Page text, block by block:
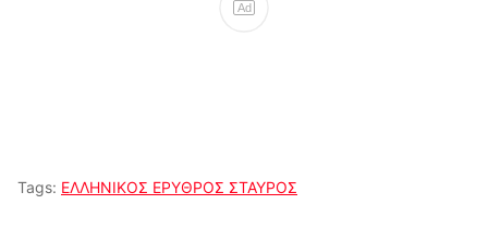
Ad
Tags: ΕΛΛΗΝΙΚΟΣ ΕΡΥΘΡΟΣ ΣΤΑΥΡΟΣ